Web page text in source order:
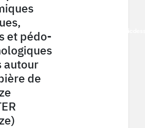
et pédo-
autour
de
Pyrénées - Haut